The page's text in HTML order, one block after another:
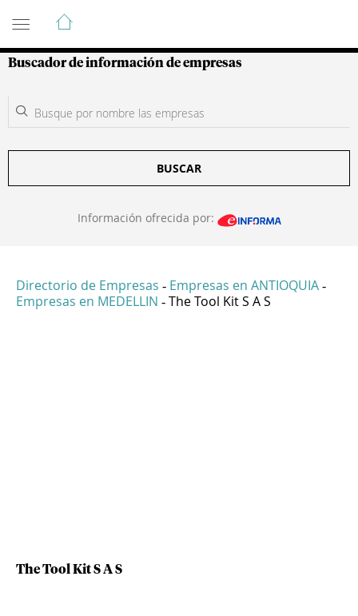
Guía de Empresas Colombianas
Buscador de información de empresas
BUSCAR
Información ofrecida por:
Directorio de Empresas - Empresas en ANTIOQUIA -
Empresas en MEDELLIN - The Tool Kit S A S
The Tool Kit S A S